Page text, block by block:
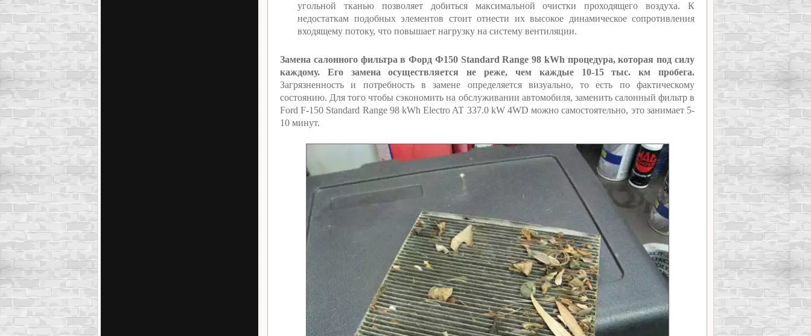
угольной тканью позволяет добиться максимальной очистки проходящего воздуха. К
недостаткам подобных элементов стоит отнести их высокое динамическое сопротивления
входящему потоку, что повышает нагрузку на систему вентиляции.
Замена салонного фильтра в Форд Ф150 Standard Range 98 kWh процедура, которая под силу
каждому. Его замена осуществляется не реже, чем каждые 10-15 тыс. км пробега.
Загрязненность и потребность в замене определяется визуально, то есть по фактическому
состоянию. Для того чтобы сэкономить на обслуживании автомобиля, заменить салонный фильтр в
Ford F-150 Standard Range 98 kWh Electro AT 337.0 kW 4WD можно самостоятельно, это занимает 5-
10 минут.